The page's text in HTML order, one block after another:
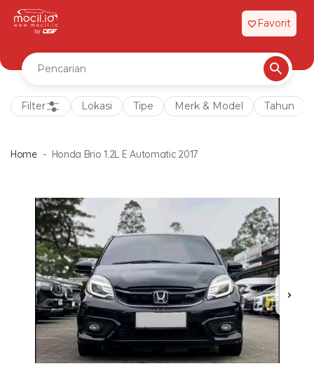
favorite Favorit
Filter Lokasi Tipe Merk & Model Tahun
Home Honda Brio 1.2L E Automatic 2017
chevron_right